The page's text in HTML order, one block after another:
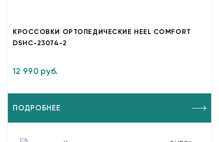
КРОССОВКИ ОРТОПЕДИЧЕСКИЕ HEEL COMFORT
DSHC-23074-2
12 990 руб.
ПОДРОБНЕЕ